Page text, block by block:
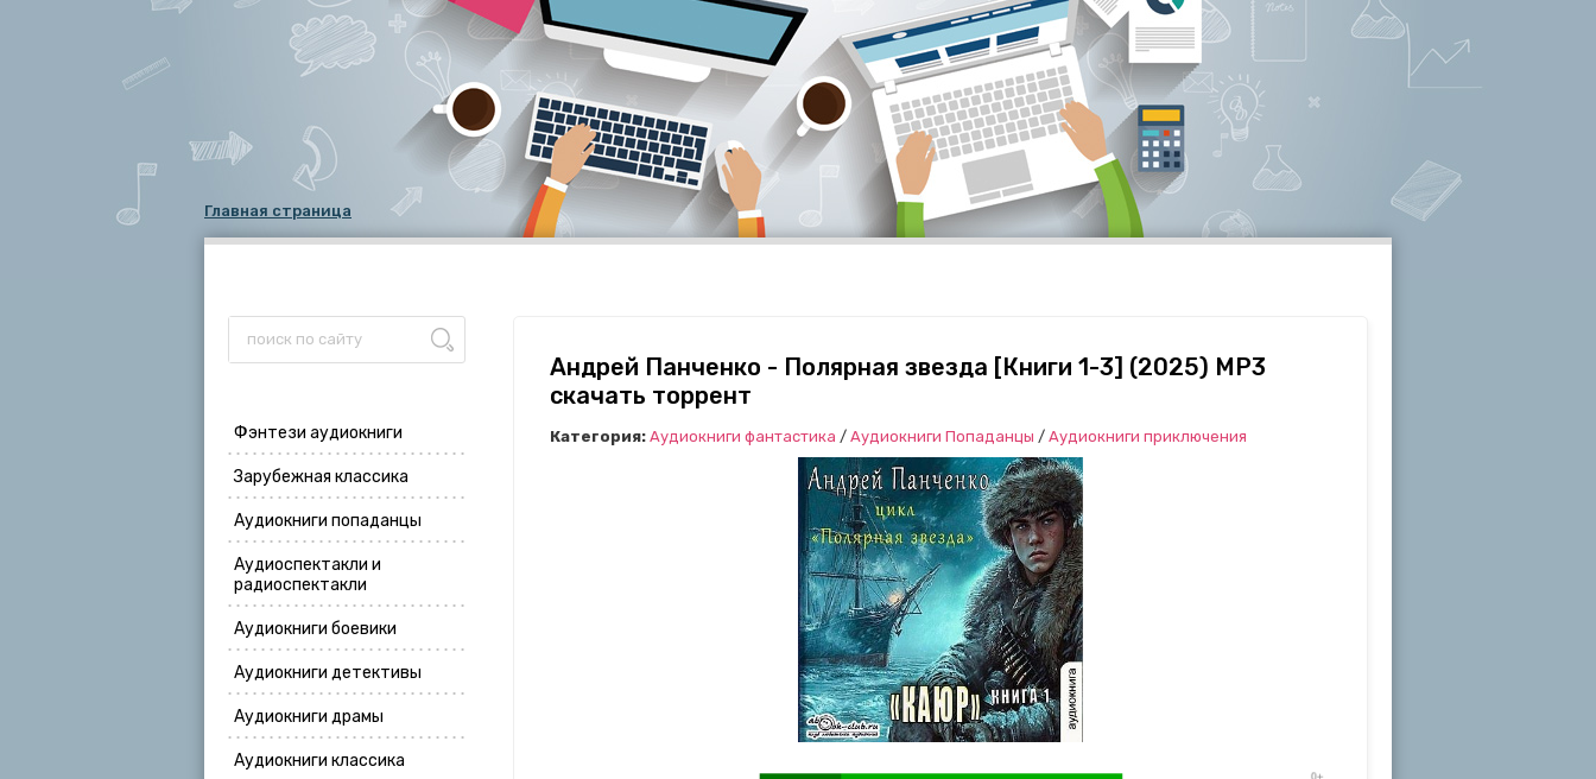
Главная страница
Фэнтези аудиокниги
Зарубежная классика
Аудиокниги попаданцы
Аудиоспектакли и
радиоспектакли
Аудиокниги боевики
Аудиокниги детективы
Аудиокниги драмы
Аудиокниги классика
Андрей Панченко - Полярная звезда [Книги 1-3] (2025) MP3
скачать торрент
Категория: Аудиокниги фантастика / Аудиокниги Попаданцы / Аудиокниги приключения